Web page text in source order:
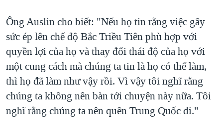
Ông Auslin cho biết: "Nếu họ tin rằng việc gây
sức ép lên chế độ Bắc Triều Tiên phù hợp với
quyền lợi của họ và thay đổi thái độ của họ với
một cung cách mà chúng ta tin là họ có thể làm,
thì họ đã làm như vậy rồi. Vì vậy tôi nghĩ rằng
chúng ta không nên bàn tới chuyện này nữa. Tôi
nghĩ rằng chúng ta nên quên Trung Quốc đi."